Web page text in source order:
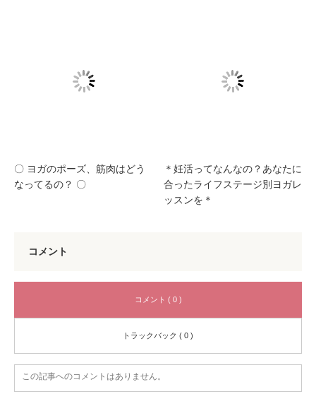
〇 ヨガのポーズ、筋肉はどう
なってるの？ 〇
＊妊活ってなんなの？あなたに
合ったライフステージ別ヨガレ
ッスンを＊
コメント
コメント ( 0 )
トラックバック ( 0 )
この記事へのコメントはありません。